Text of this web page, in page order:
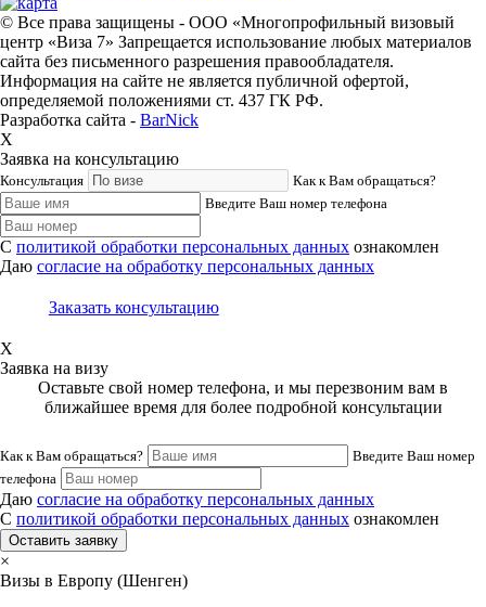
© Все права защищены - OOO «Многопрофильный визовый
центр «Виза 7» Запрещается использование любых материалов
сайта без письменного разрешения правообладателя.
Информация на сайте не является публичной офертой,
определяемой положениями ст. 437 ГК РФ.
Разработка сайта - BarNick
X
Заявка на консультацию
Консультация
Как к Вам обращаться?
Введите Ваш номер телефона
С политикой обработки персональных данных ознакомлен
Даю согласие на обработку персональных данных
Заказать консультацию
X
Заявка на визу
Оставьте свой номер телефона, и мы перезвоним вам в
ближайшее время для более подробной консультации
Как к Вам обращаться?
Введите Ваш номер
телефона
Даю согласие на обработку персональных данных
С политикой обработки персональных данных ознакомлен
Оставить заявку
×
Визы в Европу (Шенген)